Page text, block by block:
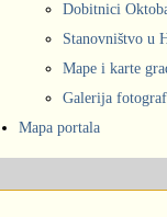
Dobitnici
Stanovništvo u
Mape i karte
Galerija
Mapa portala